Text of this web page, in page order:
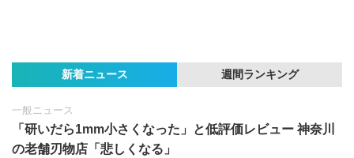
新着ニュース 週間ランキング
一般ニュース
「研いだら1mm小さくなった」と低評価レビュー 神奈川
の老舗刃物店「悲しくなる」